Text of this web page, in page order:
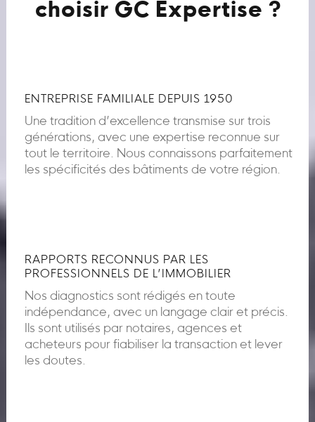
choisir GC Expertise ?
ENTREPRISE FAMILIALE DEPUIS 1950
Une tradition d’excellence transmise sur trois
générations, avec une expertise reconnue sur
tout le territoire. Nous connaissons parfaitement
les spécificités des bâtiments de votre région.
RAPPORTS RECONNUS PAR LES
PROFESSIONNELS DE L’IMMOBILIER
Nos diagnostics sont rédigés en toute
indépendance, avec un langage clair et précis.
Ils sont utilisés par notaires, agences et
acheteurs pour fiabiliser la transaction et lever
les doutes.